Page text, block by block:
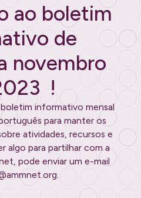
ao boletim
de
novembro
!
informativo mensal
para manter os
atividades, recursos e
algo para partilhar com a
pode enviar um e-mail